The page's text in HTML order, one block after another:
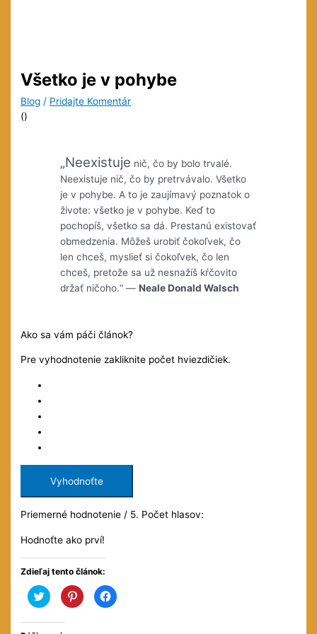
Všetko je v pohybe
Blog / Pridajte Komentár
()
„Neexistuje nič, čo by bolo trvalé.
Neexistuje nič, čo by pretrvávalo.Všetko
je v pohybe. A to je zaujímavý poznatok o
živote: všetko je v pohybe. Keď to
pochopíš, všetko sa dá. Prestanú existovať
obmedzenia. Môžeš urobiť čokoľvek, čo
len chceš, myslieť si čokoľvek, čo len
chceš, pretože sa už nesnažíš kŕčovito
držať ničoho.“ —Neale Donald Walsch
Ako sa vám páči článok?
Pre vyhodnotenie zakliknite počet hviezdičiek.
Vyhodnoťte
Priemerné hodnotenie/ 5. Počet hlasov:
Hodnoťte ako prví!
Zdieľaj tento článok:
Kliknite
pre
zdieľanie
na
Kliknite
pre
zdieľanie
Kliknite
pre